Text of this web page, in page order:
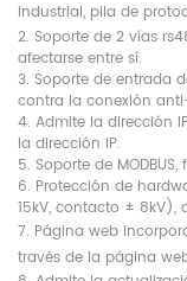
industrial, pila de
2. Soporte de 2 vías
afectarse entre sí.
3. Soporte de entrada
contra la conexión
4. Admite la dirección
la dirección IP.
5. Soporte de
6. Protección de
15kV, contacto ±
7. Página web
través de la página